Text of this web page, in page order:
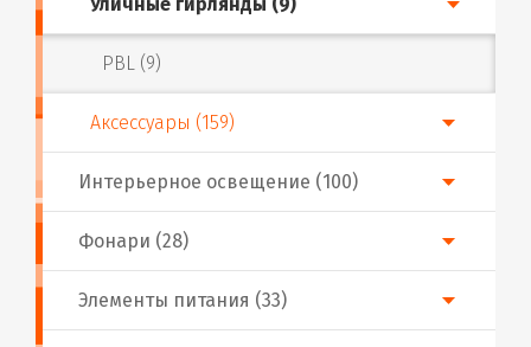
Фонари (28)
Интерьерное освещение (100)
PBL (9)
Аксессуары (159)
Элементы питания (33)